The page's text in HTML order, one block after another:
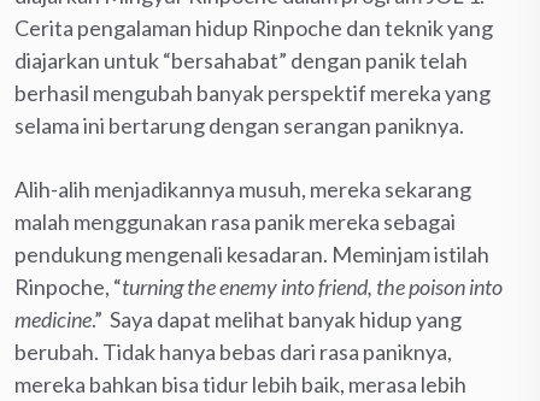
Cerita pengalaman hidup Rinpoche dan teknik yang
diajarkan untuk “bersahabat” dengan panik telah
berhasil mengubah banyak perspektif mereka yang
selama ini bertarung dengan serangan paniknya.
Alih-alih menjadikannya musuh, mereka sekarang
malah menggunakan rasa panik mereka sebagai
pendukung mengenali kesadaran. Meminjam istilah
Rinpoche, “turning the enemy into friend, the poison into
medicine.” Saya dapat melihat banyak hidup yang
berubah. Tidak hanya bebas dari rasa paniknya,
mereka bahkan bisa tidur lebih baik, merasa lebih